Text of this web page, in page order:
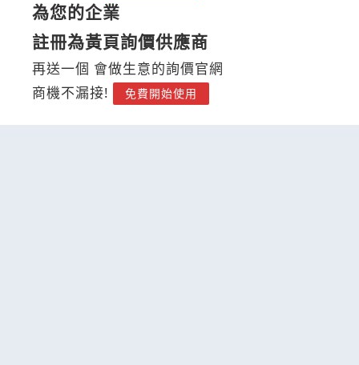
為您的企業
註冊為黃頁詢價供應商
再送一個 會做生意的詢價官網
商機不漏接!
免費開始使用